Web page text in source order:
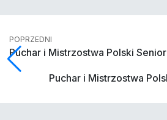
POPRZEDNI
Puchar i Mistrzostwa Polski
Puchar i Mistrzostwa